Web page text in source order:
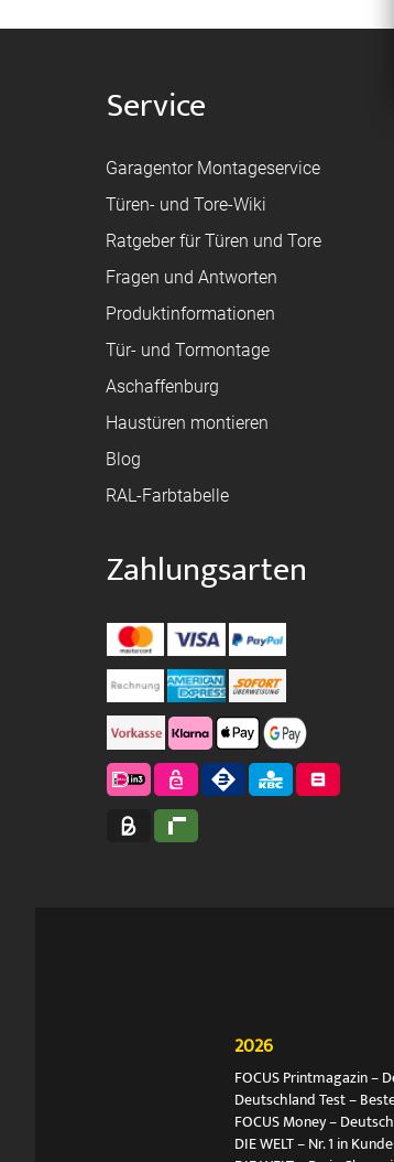
Service
Garagentor Montageservice
Türen- und Tore-Wiki
Ratgeber für Türen und Tore
Fragen und Antworten
Produktinformationen
Tür- und Tormontage
Aschaffenburg
Haustüren montieren
Blog
RAL-Farbtabelle
Zahlungsarten
2026
FOCUS Printmagazin –
Deutschland Test –
FOCUS Money –
DIE WELT – Nr. 1 in